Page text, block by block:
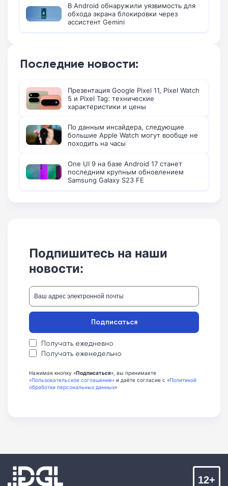
В Android обнаружили уязвимость для
обхода экрана блокировки через
ассистент Gemini
Последние новости:
Презентация Google Pixel 11, Pixel Watch
5 и Pixel Tag: технические
характеристики и цены
По данным инсайдера, следующие
большие Apple Watch могут вообще не
походить на часы
One UI 9 на базе Android 17 станет
последним крупным обновлением
Samsung Galaxy S23 FE
Подпишитесь на наши
новости:
Получать ежедневно
Получать еженедельно
Подписаться
Нажимая кнопку «Подписаться», вы принимаете
«Пользовательское соглашение» и даёте согласие с «Политикой
обработки персональных данных»
12+